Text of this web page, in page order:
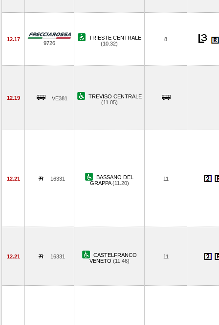
12.17
9726
TRIESTE CENTRALE
(10.32)
8
12.19 VE381
TREVISO CENTRALE
(11.05)
12.21 16331
BASSANO DEL
GRAPPA(11.20)
11
12.21 16331
CASTELFRANCO
VENETO (11.46)
11